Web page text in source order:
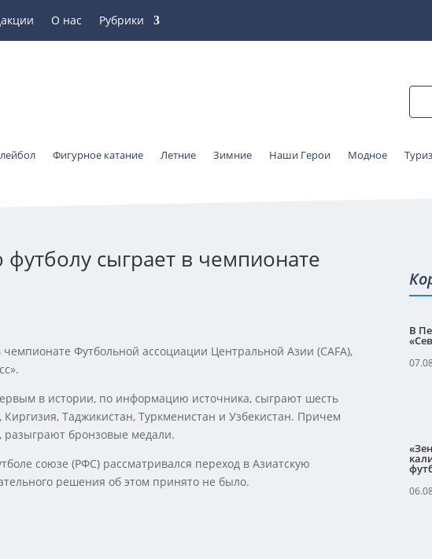
О нас Рубрики
Фигурное катание Летние Зимние Наши Герои Модное
сыграет в чемпионате
Футбольной ассоциации Центральной Азии (CAFA),
в истории, по информацию источника, сыграют шесть
Таджикистан, Туркменистан и Узбекистан. Причем
бронзовые медали.
союзе (РФС) рассматривался переход в Азиатскую
решения об этом принято не было.
В